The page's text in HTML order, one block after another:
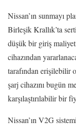
Nissan’ın sunmayı
Birleşik Krallık’ta
düşük bir giriş
cihazından
tarafından erişilebilir
şarj cihazını bugün
karşılaştırılabilir bir
Nissan’ın V2G